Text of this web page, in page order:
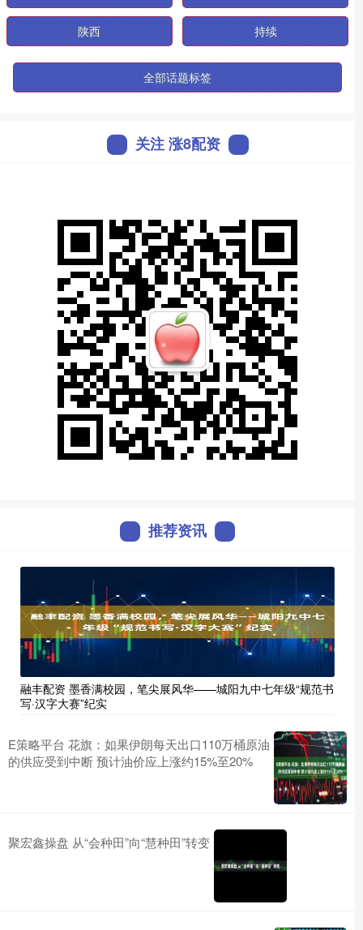
陕西 持续
全部话题标签
关注 涨8配资
推荐资讯
融丰配资 墨香满校园，笔尖展风华——城阳九中七年级“规范书
写·汉字大赛”纪实
E策略平台 花旗：如果伊朗每天出口110万桶原油
的供应受到中断 预计油价应上涨约15%至20%
聚宏鑫操盘 从“会种田”向“慧种田”转变